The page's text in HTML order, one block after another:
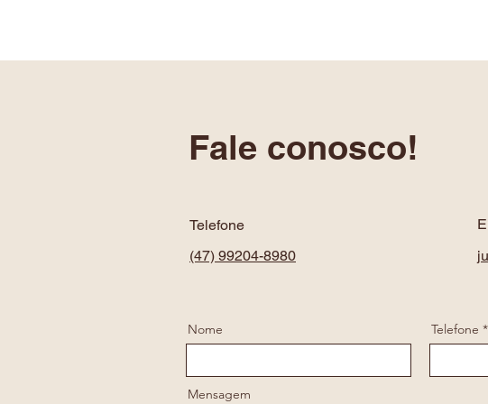
Fale conosco!
Telefone
(47) 99204-8980
Nome Telefone
Mensagem